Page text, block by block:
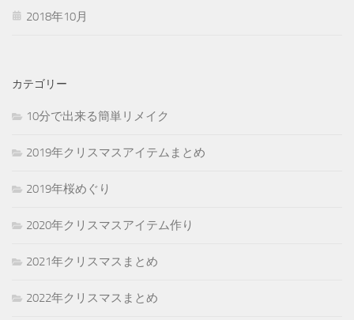
2018年10月
カテゴリー
10分で出来る簡単リメイク
2019年クリスマスアイテムまとめ
2019年桜めぐり
2020年クリスマスアイテム作り
2021年クリスマスまとめ
2022年クリスマスまとめ